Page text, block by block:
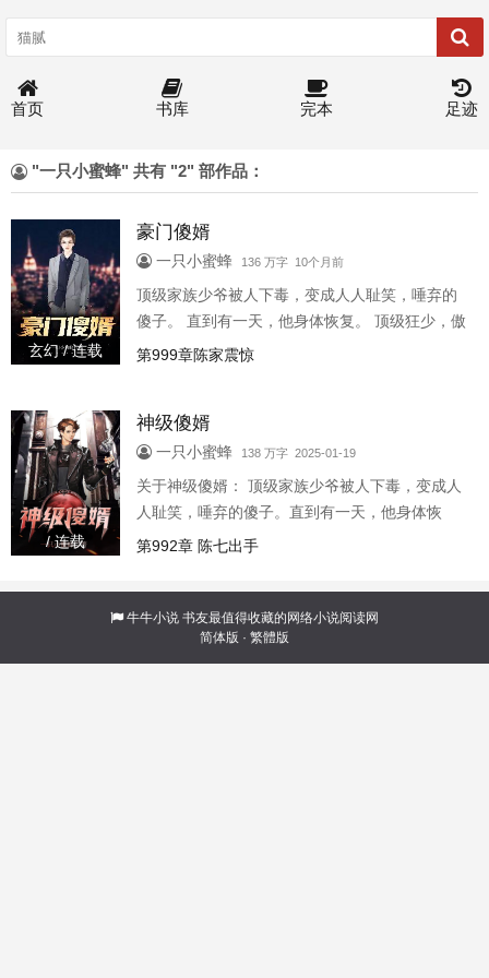
首页 书库 完本 足迹
"一只小蜜蜂" 共有 "2" 部作品：
玄幻 / 连载
豪门傻婿
一只小蜜蜂 136 万字 10个月前
顶级家族少爷被人下毒，变成人人耻笑，唾弃的
傻子。 直到有一天，他身体恢复。 顶级狂少，傲
世归来！
第999章陈家震惊
/ 连载
神级傻婿
一只小蜜蜂 138 万字 2025-01-19
关于神级傻婿： 顶级家族少爷被人下毒，变成人
人耻笑，唾弃的傻子。直到有一天，他身体恢
复。顶级狂少，傲世归来！
第992章 陈七出手
牛牛小说 书友最值得收藏的网络小说阅读网
简体版 · 繁體版